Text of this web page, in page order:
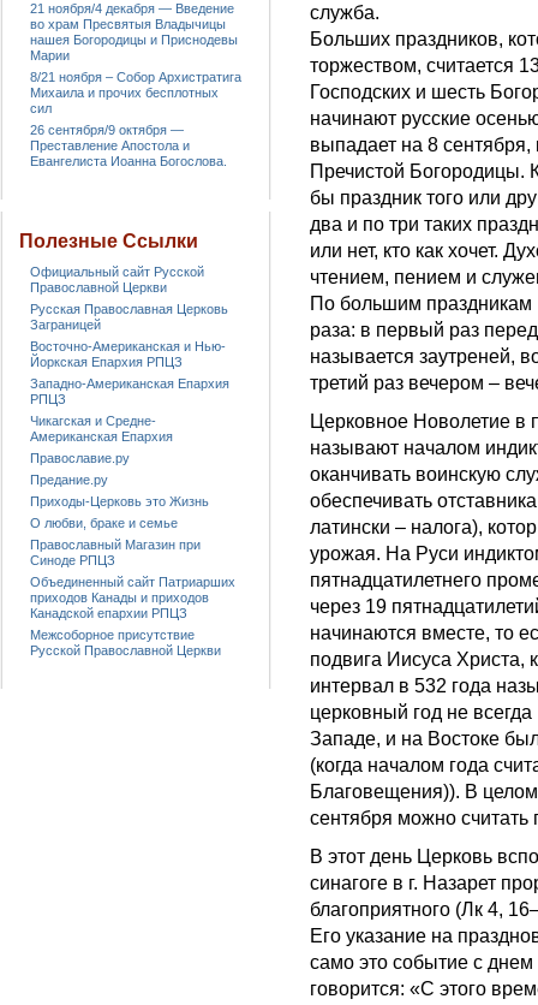
служба.
Больших праздников,
торжеством, считается
Господских и шесть
начинают русские
выпадает на 8
Пречистой Богородицы.
бы праздник того или
два и по три таких
или нет, кто как хочет.
чтением, пением и
По большим праздникам
раза: в первый раз
называется заутреней,
третий раз вечером –
Церковное Новолетие в
называют началом
оканчивать воинскую
обеспечивать
латински – налога),
урожая. На Руси
пятнадцатилетнего
через 19
начинаются вместе, то
подвига Иисуса Христа,
интервал в 532 года
церковный год не
Западе, и на Востоке
(когда началом года
Благовещения)). В
сентября можно
В этот день Церковь
синагоге в г. Назарет
благоприятного (Лк 4,
Его указание на
само это событие с
говорится: «С этого
21 ноября/4 декабря — Введение
во храм Пресвятыя Владычицы
нашея Богородицы и Приснодевы
Марии
8/21 ноября – Собор Архистратига
Михаила и прочих бесплотных
сил
26 сентября/9 октября —
Преставление Апостола и
Евангелиста Иоанна Богослова.
Полезные Ссылки
Официальный сайт Русской
Православной Церкви
Русская Православная Церковь
Заграницей
Восточно-Американская и Нью-
Йоркская Епархия РПЦЗ
Западно-Американская Епархия
РПЦЗ
Чикагская и Средне-
Американская Епархия
Православие.ру
Предание.ру
Приходы-Церковь это Жизнь
О любви, браке и семье
Православный Магазин при
Синоде РПЦЗ
Объединенный сайт Патриарших
приходов Канады и приходов
Канадской епархии РПЦЗ
Межсоборное присутствие
Русской Православной Церкви